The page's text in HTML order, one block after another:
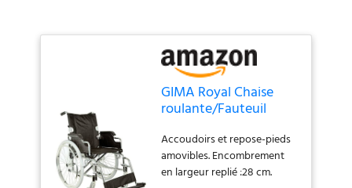
GIMA Royal Chaise
roulante/Fauteuil
cm, tissu noir
Accoudoirs et repose-pieds
amovibles. Encombrement
en largeur replié :28 cm.